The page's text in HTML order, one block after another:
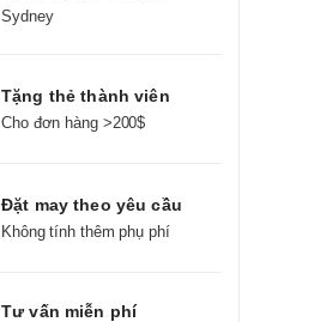
Sydney
Tặng thẻ thành viên
Cho đơn hàng >200$
Đặt may theo yêu cầu
Không tính thêm phụ phí
Tư vấn miễn phí